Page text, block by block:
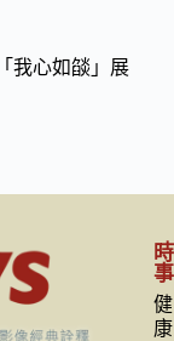
我心如燄」展
時
事
健
康